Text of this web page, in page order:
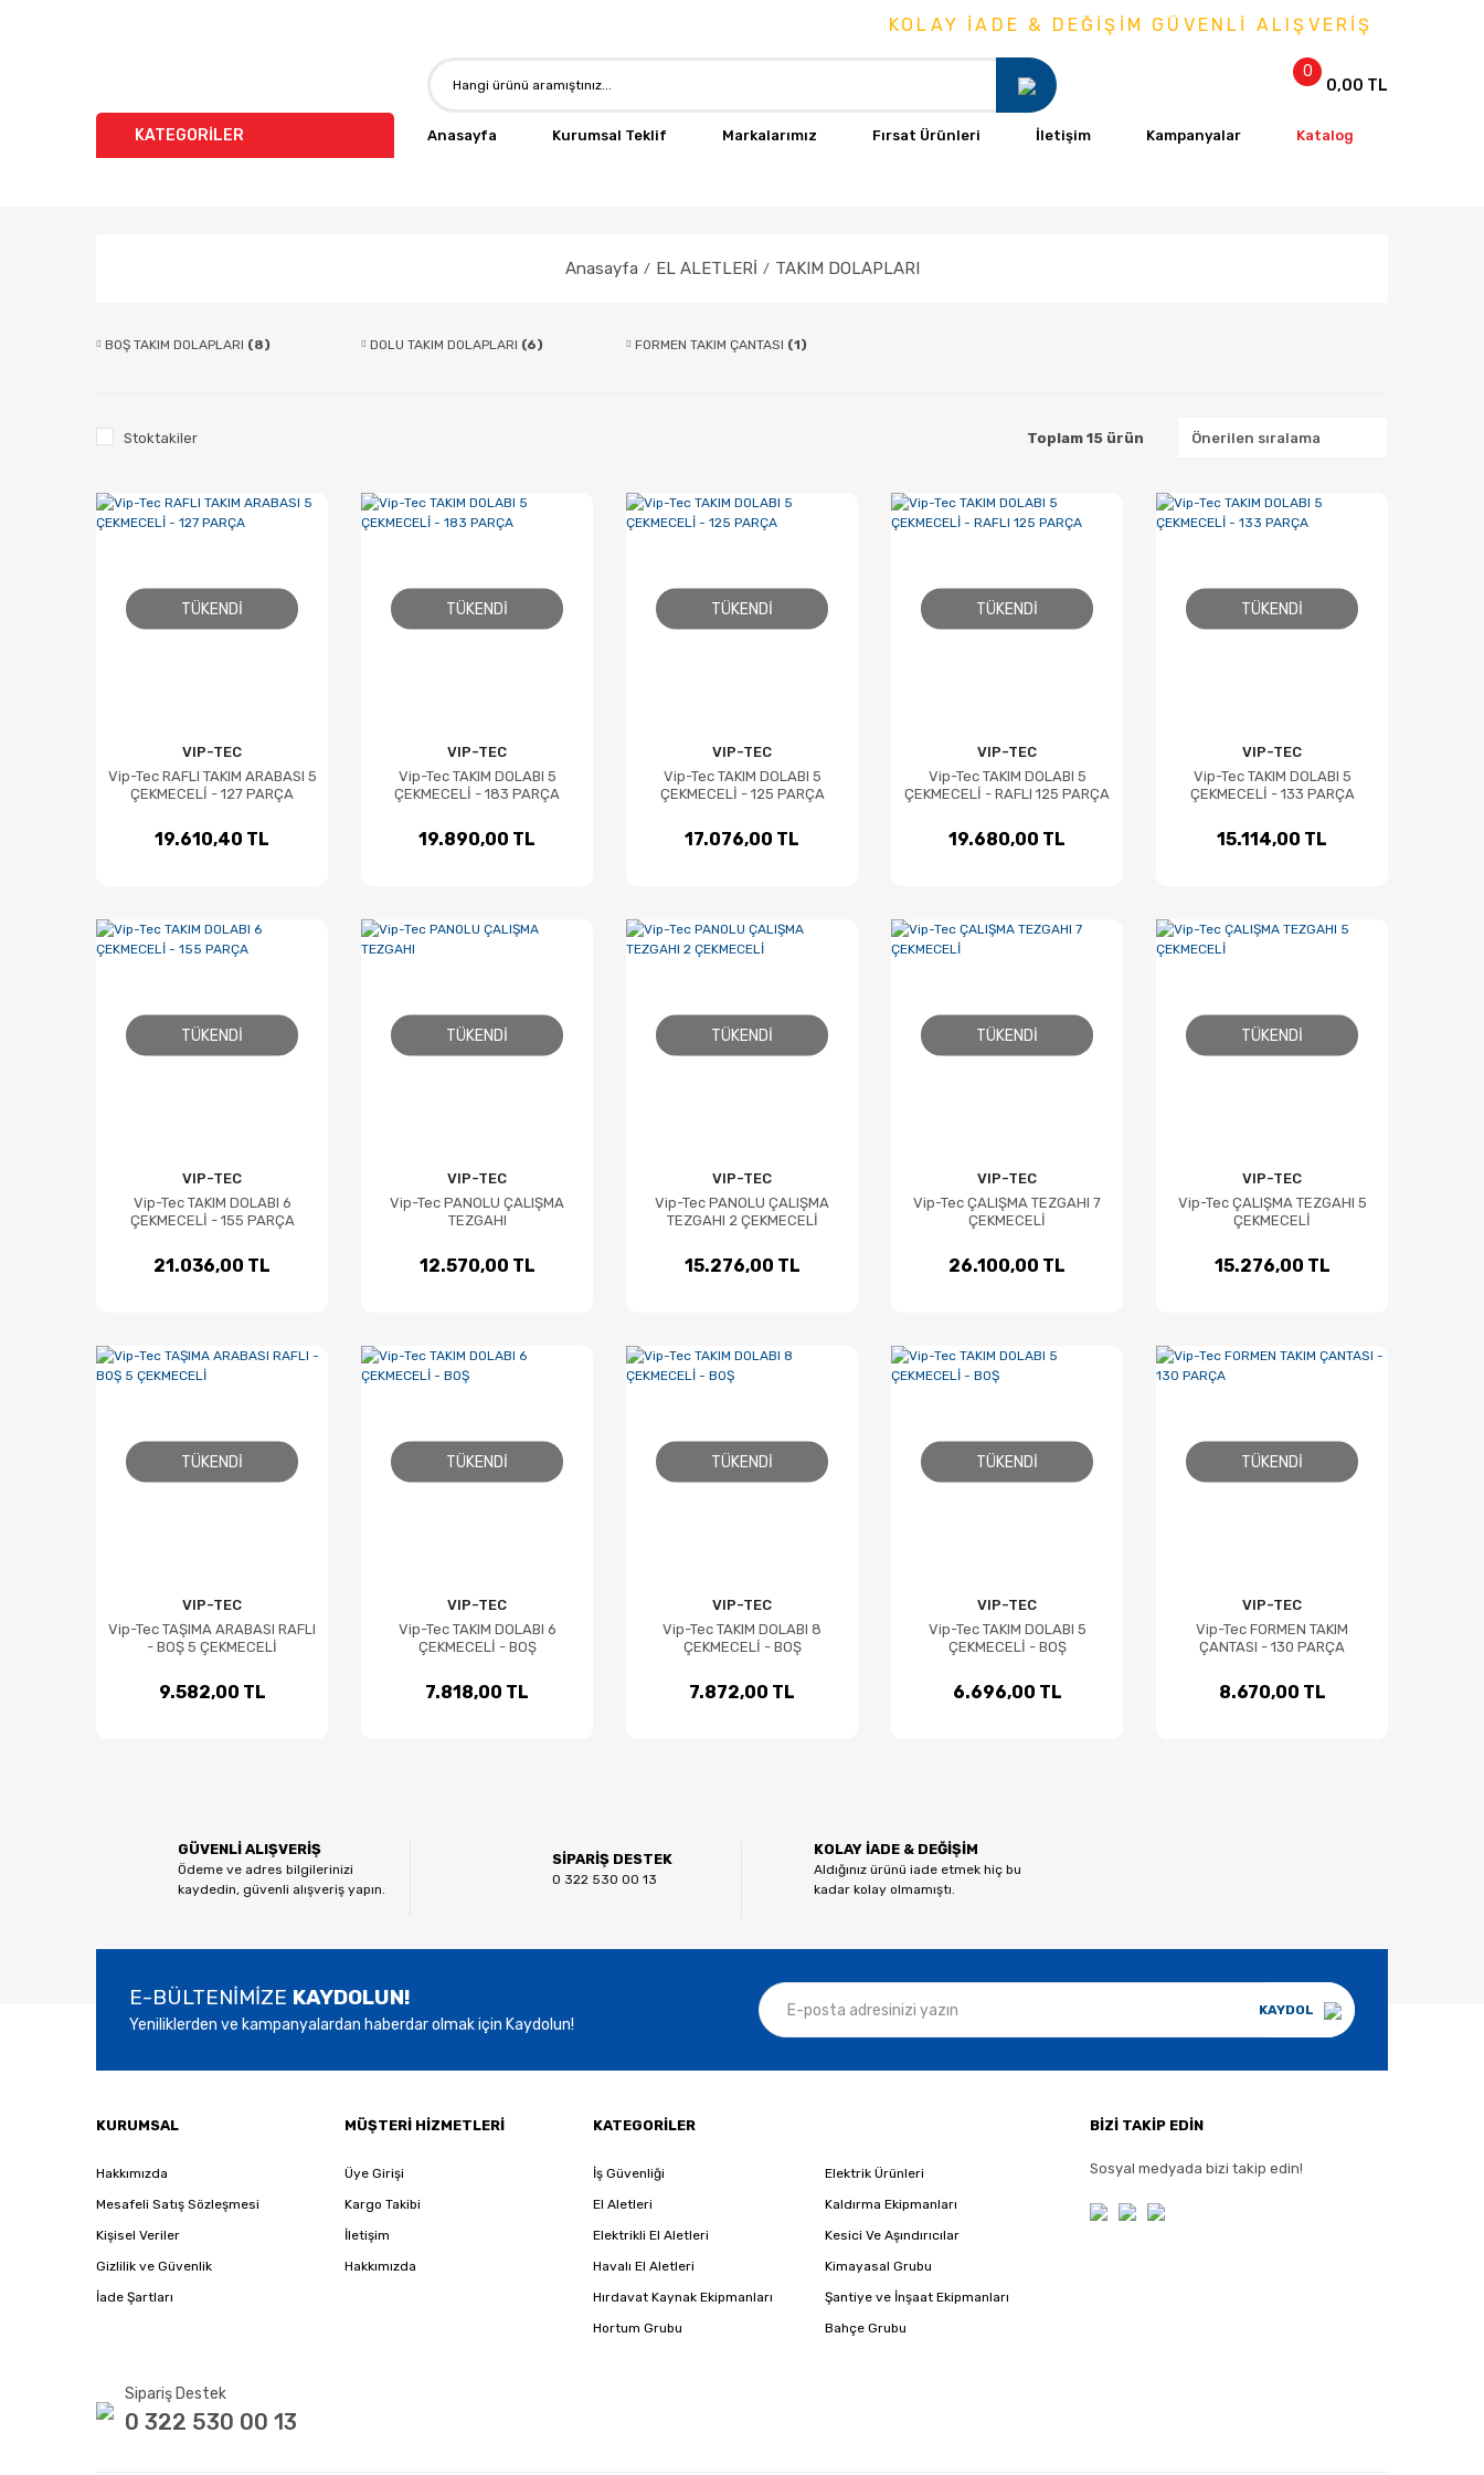
KOLAY İADE & DEĞİŞİM GÜVENLİ ALIŞVERİŞ
0
0,00 TL
KATEGORİLER Anasayfa Kurumsal Teklif Markalarımız Fırsat Ürünleri İletişim Kampanyalar Katalog
Anasayfa EL ALETLERİ TAKIM DOLAPLARI
BOŞ TAKIM DOLAPLARI (8) DOLU TAKIM DOLAPLARI (6) FORMEN TAKIM ÇANTASI (1)
Stoktakiler Toplam 15 ürün
TÜKENDI
VIP-TEC
Vip-Tec RAFLI TAKIM ARABASI 5
ÇEKMECELİ - 127 PARÇA
19.610,40 TL
TÜKENDI
VIP-TEC
Vip-Tec TAKIM DOLABI 5
ÇEKMECELİ - 183 PARÇA
19.890,00 TL
TÜKENDI
VIP-TEC
Vip-Tec TAKIM DOLABI 5
ÇEKMECELİ - 125 PARÇA
17.076,00 TL
TÜKENDI
VIP-TEC
Vip-Tec TAKIM DOLABI 5
ÇEKMECELİ - RAFLI 125 PARÇA
19.680,00 TL
TÜKENDI
VIP-TEC
Vip-Tec TAKIM DOLABI 5
ÇEKMECELİ - 133 PARÇA
15.114,00 TL
TÜKENDI
VIP-TEC
Vip-Tec TAKIM DOLABI 6
ÇEKMECELİ - 155 PARÇA
21.036,00 TL
TÜKENDI
VIP-TEC
Vip-Tec PANOLU ÇALIŞMA
TEZGAHI
12.570,00 TL
TÜKENDI
VIP-TEC
Vip-Tec PANOLU ÇALIŞMA
TEZGAHI 2 ÇEKMECELİ
15.276,00 TL
TÜKENDI
VIP-TEC
Vip-Tec ÇALIŞMA TEZGAHI 7
ÇEKMECELİ
26.100,00 TL
TÜKENDI
VIP-TEC
Vip-Tec ÇALIŞMA TEZGAHI 5
ÇEKMECELİ
15.276,00 TL
TÜKENDI
VIP-TEC
Vip-Tec TAŞIMA ARABASI RAFLI
- BOŞ 5 ÇEKMECELİ
9.582,00 TL
TÜKENDI
VIP-TEC
Vip-Tec TAKIM DOLABI 6
ÇEKMECELİ - BOŞ
7.818,00 TL
TÜKENDI
VIP-TEC
Vip-Tec TAKIM DOLABI 8
ÇEKMECELİ - BOŞ
7.872,00 TL
TÜKENDI
VIP-TEC
Vip-Tec TAKIM DOLABI 5
ÇEKMECELİ - BOŞ
6.696,00 TL
TÜKENDI
VIP-TEC
Vip-Tec FORMEN TAKIM
ÇANTASI - 130 PARÇA
8.670,00 TL
GÜVENLİ ALIŞVERİŞ
Ödeme ve adres bilgilerinizi
kaydedin, güvenli alışveriş yapın.
SİPARİŞ DESTEK
0 322 530 00 13
KOLAY İADE & DEĞİŞİM
Aldığınız ürünü iade etmek hiç bu
kadar kolay olmamıştı.
E-BÜLTENİMİZE KAYDOLUN!
Yeniliklerden ve kampanyalardan haberdar olmak için Kaydolun!
KAYDOL
KURUMSAL
Hakkımızda
Mesafeli Satış Sözleşmesi
Kişisel Veriler
Gizlilik ve Güvenlik
İade Şartları
MÜŞTERİ HİZMETLERİ
Üye Girişi
Kargo Takibi
İletişim
Hakkımızda
KATEGORİLER
İş Güvenliği
Elektrik Ürünleri
El Aletleri
Kaldırma Ekipmanları
Elektrikli El Aletleri
Kesici Ve Aşındırıcılar
Havalı El Aletleri
Kimayasal Grubu
Hırdavat Kaynak Ekipmanları
Şantiye ve İnşaat Ekipmanları
Hortum Grubu
Bahçe Grubu
BİZİ TAKİP EDİN
Sosyal medyada bizi takip edin!
Sipariş Destek
0 322 530 00 13